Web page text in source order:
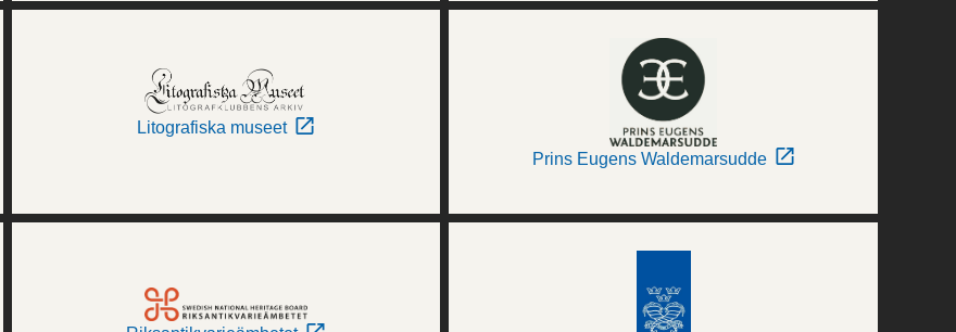
Litografiska museet
Prins Eugens Waldemarsudde